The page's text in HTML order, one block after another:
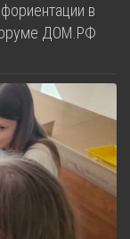
в
ДОМ.РФ